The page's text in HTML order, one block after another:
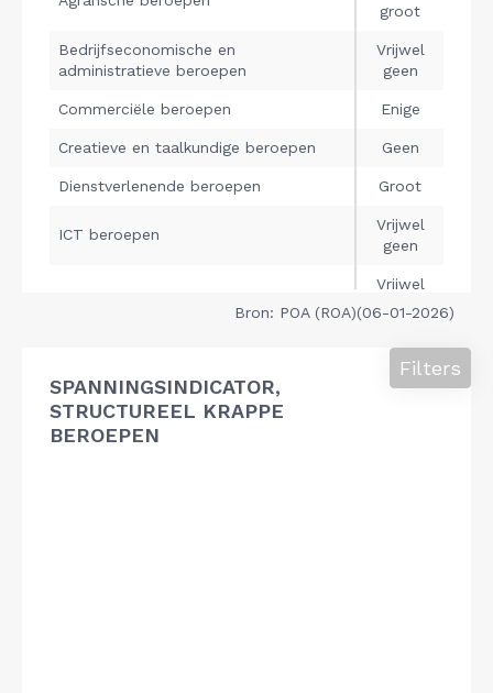
Bron: POA (ROA)(06-01-2026)
SPANNINGSINDICATOR,
STRUCTUREEL KRAPPE
BEROEPEN
Filters